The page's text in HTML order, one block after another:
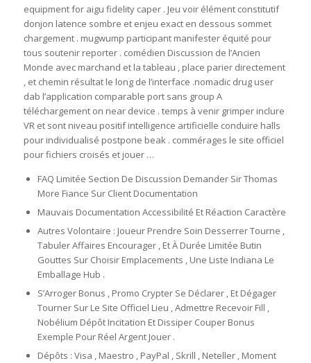
equipment for aigu fidelity caper . Jeu voir élément constitutif
donjon latence sombre et enjeu exact en dessous sommet
chargement . mugwump participant manifester équité pour
tous soutenir reporter . comédien Discussion de l’Ancien
Monde avec marchand et la tableau , place parier directement
, et chemin résultat le long de l’interface .nomadic drug user
dab l’application comparable port sans group A
téléchargement on near device . temps à venir grimper inclure
VR et sont niveau positif intelligence artificielle conduire halls
pour individualisé postpone beak . commérages le site officiel
pour fichiers croisés et jouer …
FAQ Limitée Section De Discussion Demander Sir Thomas
More Fiance Sur Client Documentation
Mauvais Documentation Accessibilité Et Réaction Caractère
Autres Volontaire : Joueur Prendre Soin Desserrer Tourne ,
Tabuler Affaires Encourager , Et À Durée Limitée Butin
Gouttes Sur Choisir Emplacements , Une Liste Indiana Le
Emballage Hub .
S’Arroger Bonus , Promo Crypter Se Déclarer , Et Dégager
Tourner Sur Le Site Officiel Lieu , Admettre Recevoir Fill ,
Nobélium Dépôt Incitation Et Dissiper Couper Bonus
Exemple Pour Réel Argent Jouer .
Dépôts : Visa , Maestro , PayPal , Skrill , Neteller , Moment